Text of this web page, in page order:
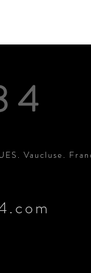
Vaucluse.